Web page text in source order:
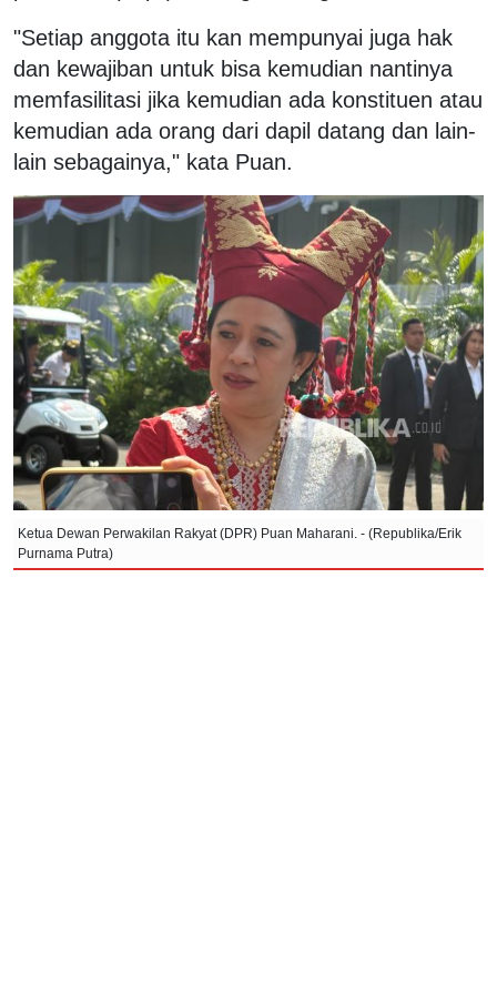
"Setiap anggota itu kan mempunyai juga hak
dan kewajiban untuk bisa kemudian nantinya
memfasilitasi jika kemudian ada konstituen atau
kemudian ada orang dari dapil datang dan lain-
lain sebagainya," kata Puan.
Ketua Dewan Perwakilan Rakyat (DPR) Puan Maharani. - (Republika/Erik
Purnama Putra)